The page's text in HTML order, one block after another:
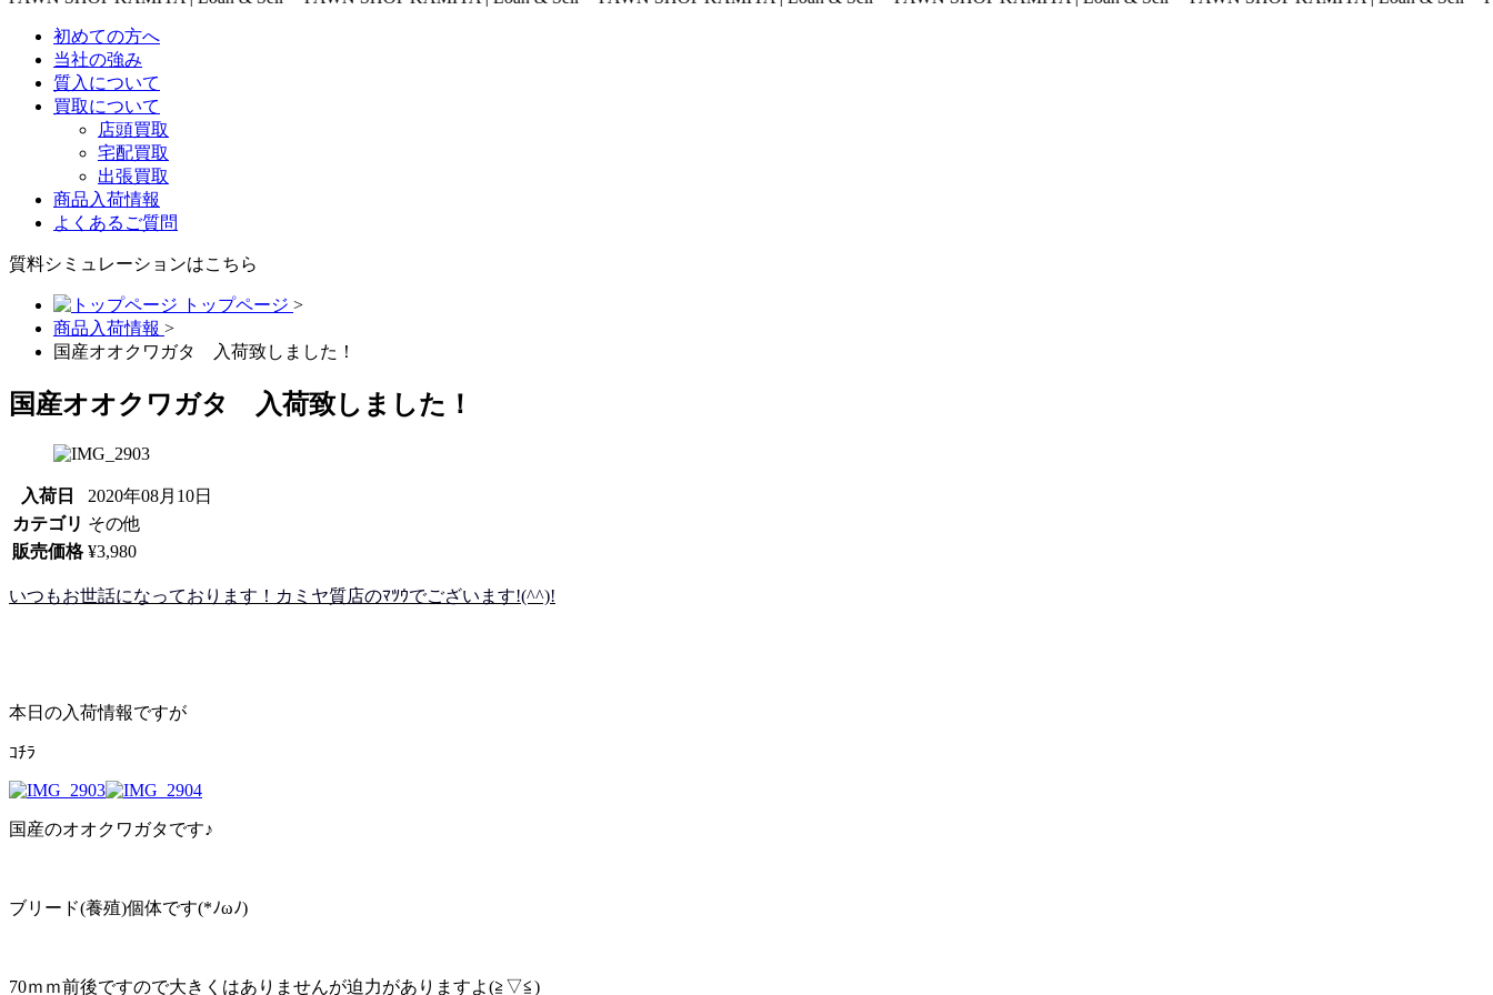
初めての方へ
当社の強み
質入について
買取について
店頭買取
宅配買取
出張買取
商品入荷情報
よくあるご質問
質料シミュレーションはこちら
トップページ >
商品入荷情報 >
国産オオクワガタ 入荷致しました！
国産オオクワガタ 入荷致しました！
入荷日
2020年08月10日
カテゴリ その他
販売価格 ¥3,980
いつもお世話になっております！カミヤ質店のﾏﾂｳでございます!(^^)!
本日の入荷情報ですが
ｺﾁﾗ
国産のオオクワガタです♪
ブリード(養殖)個体です(*ﾉωﾉ)
70ｍｍ前後ですので大きくはありませんが迫力がありますよ(≧▽≦)